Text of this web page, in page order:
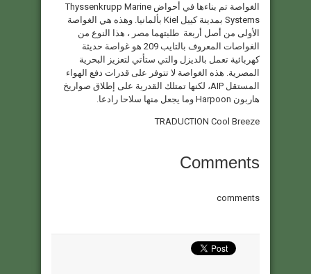
الغواصة تم بناءها في أحواض Thyssenkrupp Marine
Systems بمدينة كييل Kiel بألمانيا. وهذه هي الغواصة
الأولى من أصل أربعة طلبتهما مصر ، هذا النوع من
الغواصات المعروف بالتايب 209 هو غواصة حديثة
كهربائية تعمل بالديزل والتي ستأتي لتعزيز البحرية
المصرية. هذه الغواصة لا تتوفر على قدرات دفع الهواء
المستقل AIP، لكنها تمتلك القدرية على إطلاق صواريخ
هاربون Harpoon وما يجعل منها سلاحا رادعا.
TRADUCTION Cool Breeze
Comments
comments